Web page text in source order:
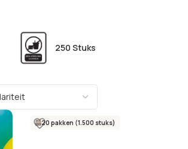
250 Stuks
20 pakken (1.500 stuks)